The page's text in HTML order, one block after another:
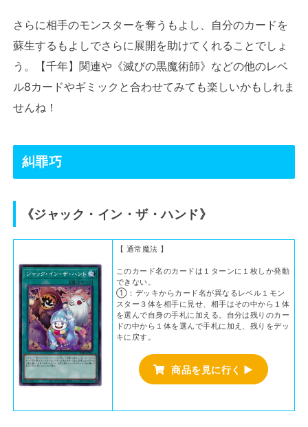
さらに相手のモンスターを奪うもよし、自分のカードを
蘇生するもよしでさらに展開を助けてくれることでしょ
う。【千年】関連や《滅びの黒魔術師》などの他のレベ
ル8カードやギミックと合わせてみても楽しいかもしれま
せんね！
糾罪巧
《ジャック・イン・ザ・ハンド》
【 通常魔法 】
このカード名のカードは１ターンに１枚しか発動
できない。
①：デッキからカード名が異なるレベル１モン
スター３体を相手に見せ、相手はその中から１体
を選んで自身の手札に加える。自分は残りのカー
ドの中から１体を選んで手札に加え、残りをデッ
キに戻す。
商品を見に行く ▶